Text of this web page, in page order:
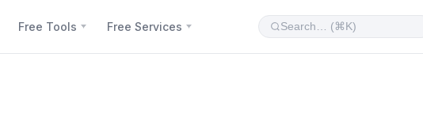
Free Tools Free Services